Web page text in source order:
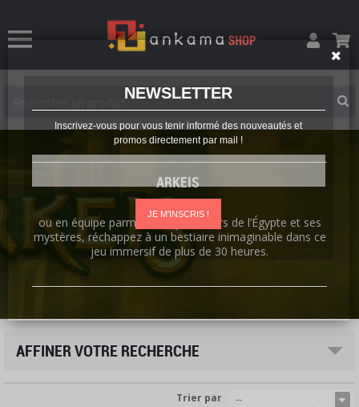
NEWSLETTER
Inscrivez-vous pour vous tenir informé des nouveautés et
promos directement par mail !
JE M'INSCRIS !
ARKEIS
Seul(e)
ou en équipe parmi des explorateurs de l’Égypte et ses
mystères, réchappez à un bestiaire inimaginable dans ce
jeu immersif de plus de 30 heures.
AFFINER VOTRE RECHERCHE
Trier par --